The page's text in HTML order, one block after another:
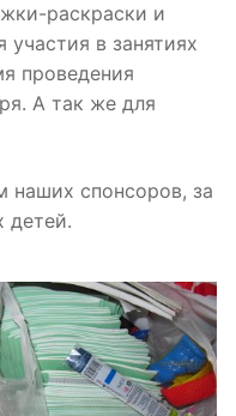
раскраски и
в занятиях
проведения
А так же для
наших спонсоров, за
детей.